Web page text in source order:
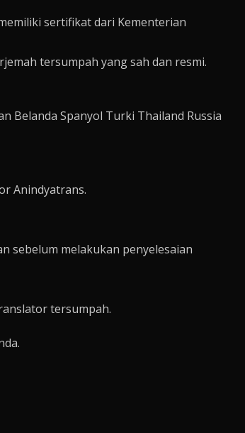
sertifikat dari Kementerian
tersumpah yang sah dan resmi.
Belanda Spanyol Turki Thailand Russia
Anindyatrans.
sebelum melakukan penyelesaian
tersumpah.